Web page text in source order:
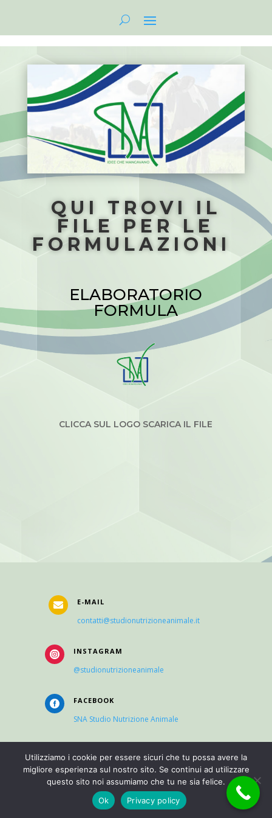
QUI TROVI IL
FILE PER LE
FORMULAZIONI
ELABORATORIO
FORMULA
CLICCA SUL LOGO SCARICA IL FILE
 E-MAIL
contatti@studionutrizioneanimale.it
 INSTAGRAM
@studionutrizioneanimale
 FACEBOOK
SNA Studio Nutrizione Animale
 COOKIES
PRIVACY
Utilizziamo i cookie per essere sicuri che tu possa avere la
migliore esperienza sul nostro sito. Se continui ad utilizzare
questo sito noi assumiamo che tu ne sia felice.
Ok
Privacy policy